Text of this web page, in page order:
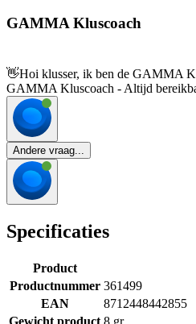
GAMMA Kluscoach
👋Hoi klusser, ik ben de GAMMA
GAMMA Kluscoach - Altijd
Andere vraag...
Specificaties
Product
Productnummer 361499
EAN
8712448442855
Gewicht product 8 gr